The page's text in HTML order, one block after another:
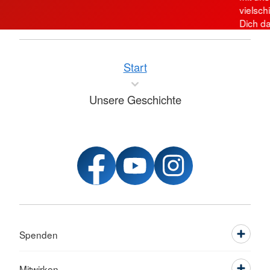
Dich
Start
Unsere Geschichte
Spenden